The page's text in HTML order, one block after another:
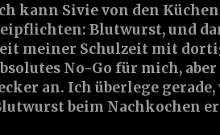
kann Sivie von den
Blutwurst, und
meiner Schulzeit mit
No-Go für mich,
an. Ich überlege
beim Nachkochen